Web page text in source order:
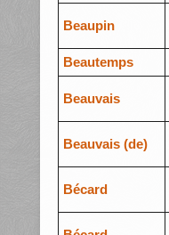
Beaupin
Beautemps
Beauvais
Beauvais (de)
Bécard